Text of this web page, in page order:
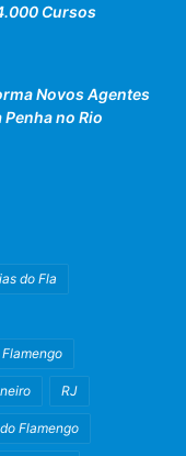
Cursos
Novos Agentes
no Rio
do Fla
RJ
Flamengo